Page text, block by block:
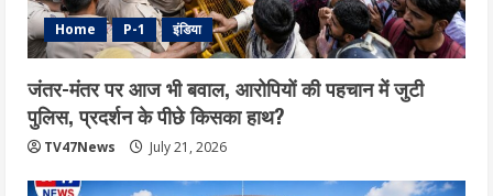
Home P-1 इंडिया
जंतर-मंतर पर आज भी बवाल, आरोपियों की पहचान में जुटी
पुलिस, प्रदर्शन के पीछे किसका हाथ?
TV47News July 21, 2026